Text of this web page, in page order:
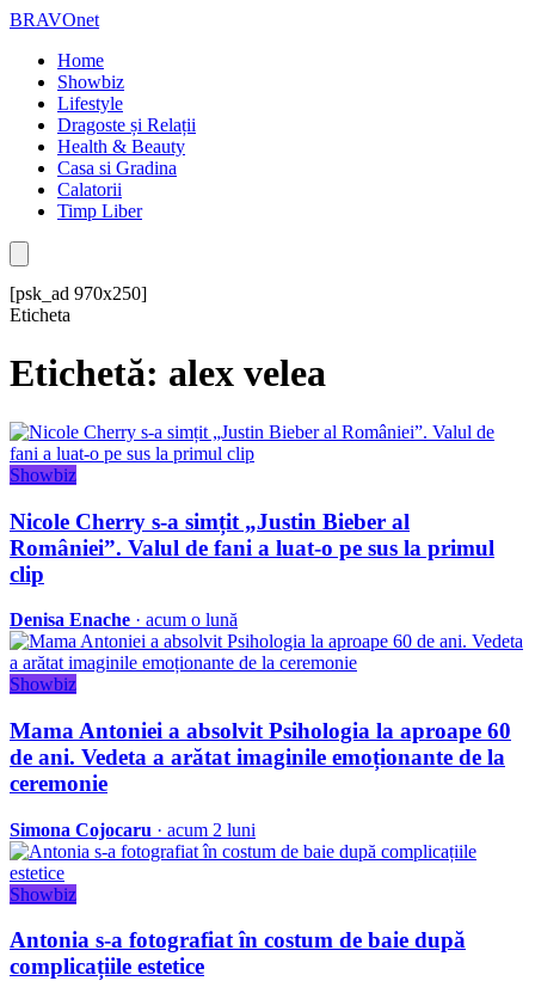
BRAVOnet
Home
Showbiz
Lifestyle
Dragoste și Relații
Health & Beauty
Casa si Gradina
Calatorii
Timp Liber
[psk_ad 970x250]
Eticheta
Etichetă: alex velea
Showbiz
Nicole Cherry s-a simțit „Justin Bieber al
României”. Valul de fani a luat-o pe sus la primul
clip
Denisa Enache · acum o lună
Showbiz
Mama Antoniei a absolvit Psihologia la aproape 60
de ani. Vedeta a arătat imaginile emoționante de la
ceremonie
Simona Cojocaru · acum 2 luni
Showbiz
Antonia s-a fotografiat în costum de baie după
complicațiile estetice